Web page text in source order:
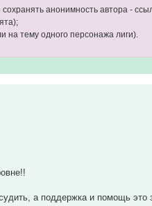
анонимность автора -
тему одного персонажа лиги).
а поддержка и помощь